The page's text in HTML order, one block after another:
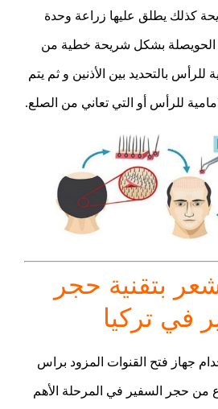
كذلك يطلق عليها زراعة وحدة
الحويصلة بشكل شريحة خطية من
للرأس بالتحديد بين الأذنين و ثم يتم
للرأس أو التي تعاني من الصلع.
بتقنية حجر
في تركيا
جهاز فتح القنوات المزود براس
من حجر السفير في المرحلة الأهم